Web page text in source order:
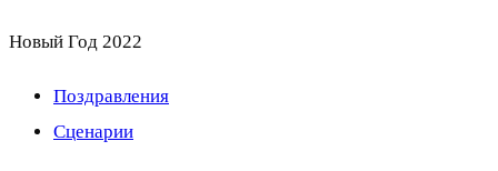
Новый Год 2022
Поздравления
Сценарии